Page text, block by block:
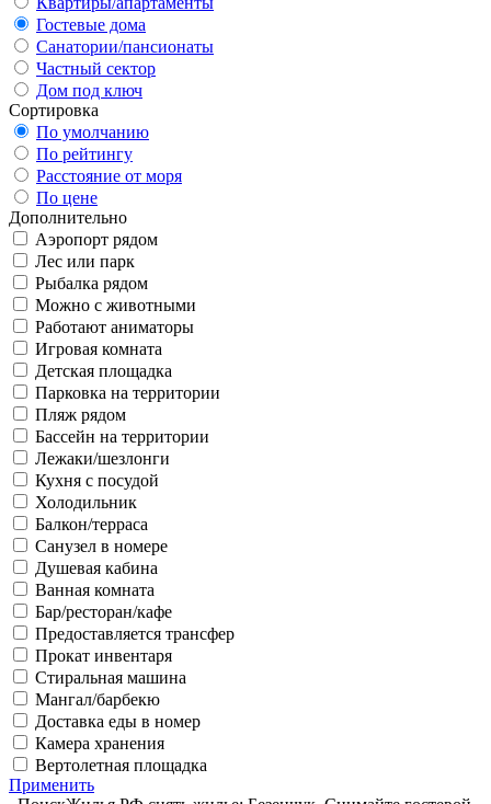
Гостевые дома
Санатории/пансионаты
Частный сектор
Дом под ключ
Сортировка
По умолчанию
По рейтингу
Расстояние от моря
По цене
Дополнительно
Аэропорт рядом
Лес или парк
Рыбалка рядом
Можно с животными
Работают аниматоры
Игровая комната
Детская площадка
Парковка на территории
Пляж рядом
Бассейн на территории
Лежаки/шезлонги
Кухня с посудой
Холодильник
Балкон/терраса
Санузел в номере
Душевая кабина
Ванная комната
Бар/ресторан/кафе
Предоставляется трансфер
Прокат инвентаря
Стиральная машина
Мангал/барбекю
Доставка еды в номер
Камера хранения
Вертолетная площадка
Применить